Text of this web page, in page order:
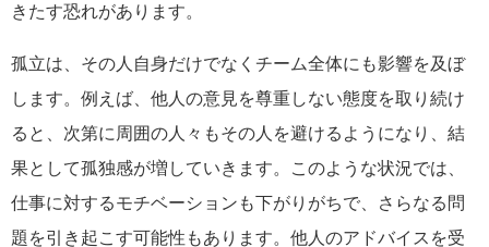
きたす恐れがあります。
孤立は、その人自身だけでなくチーム全体にも影響を及ぼ
します。例えば、他人の意見を尊重しない態度を取り続け
ると、次第に周囲の人々もその人を避けるようになり、結
果として孤独感が増していきます。このような状況では、
仕事に対するモチベーションも下がりがちで、さらなる問
題を引き起こす可能性もあります。他人のアドバイスを受